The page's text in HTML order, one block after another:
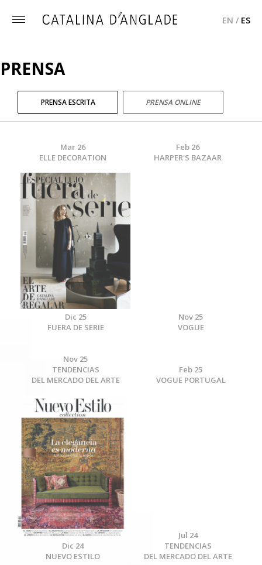
Toggle
ES
/
EN
PRENSA
PRENSA ESCRITA PRENSA ONLINE
Mar 26
ELLE DECORATION
Feb 26
HARPER'S BAZAAR
Dic 25
FUERA DE SERIE
Nov 25
VOGUE
Nov 25
TENDENCIAS
DEL MERCADO DEL ARTE
Feb 25
VOGUE PORTUGAL
Dic 24
NUEVO ESTILO
Jul 24
TENDENCIAS
DEL MERCADO DEL ARTE